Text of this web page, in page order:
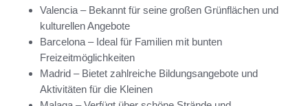
Valencia – Bekannt für seine großen Grünflächen und
kulturellen Angebote
Barcelona – Ideal für Familien mit bunten
Freizeitmöglichkeiten
Madrid – Bietet zahlreiche Bildungsangebote und
Aktivitäten für die Kleinen